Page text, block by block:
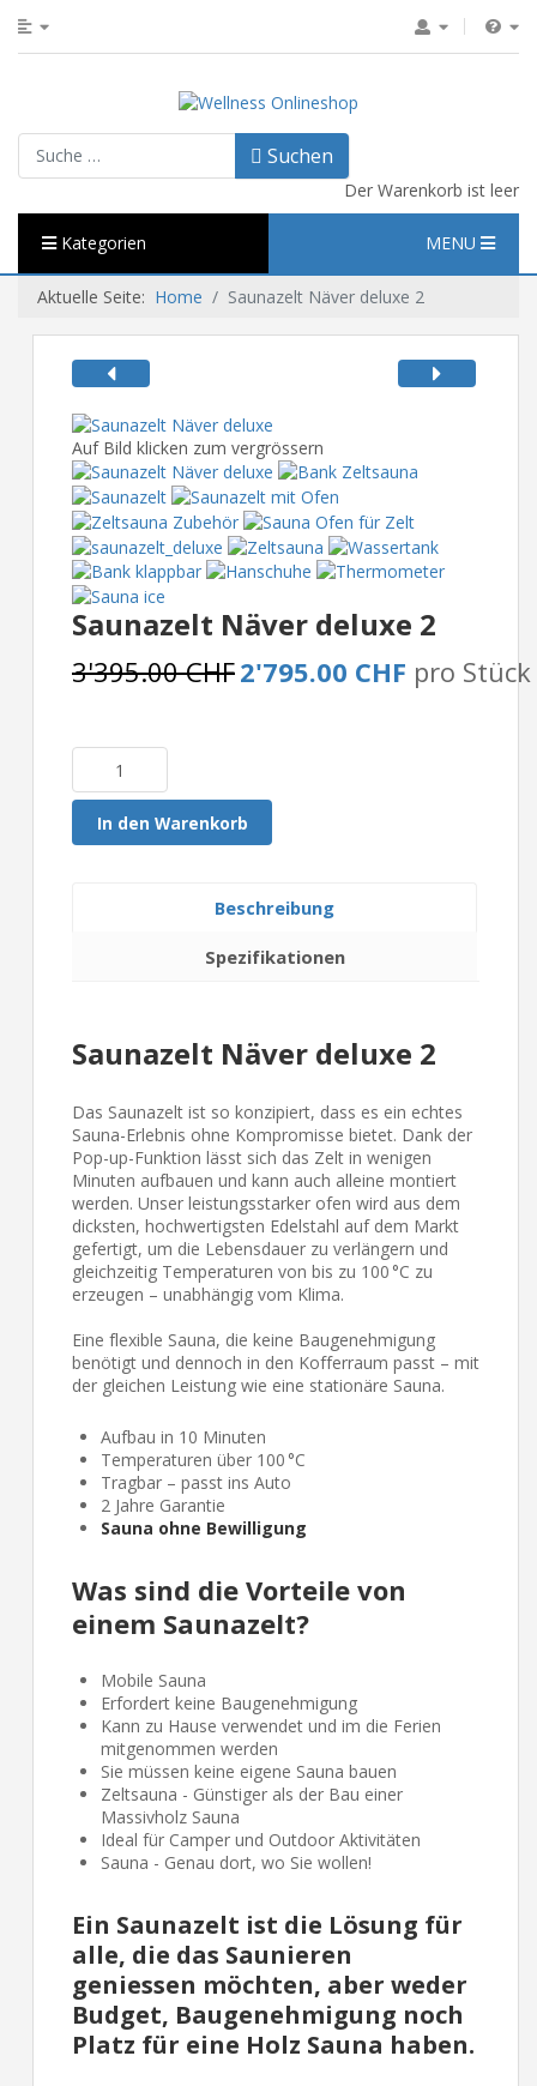
Suchen Suchen
Der Warenkorb ist leer
Kategorien MENU
Aktuelle Seite: Home Saunazelt Näver deluxe 2
Auf Bild klicken zum vergrössern
Saunazelt Näver deluxe 2
3'395.00 CHF2'795.00 CHF pro Stück
In den Warenkorb
Beschreibung
Spezifikationen
Saunazelt Näver deluxe 2
Das Saunazelt ist so konzipiert, dass es ein echtes
Sauna-Erlebnis ohne Kompromisse bietet. Dank der
Pop-up-Funktion lässt sich das Zelt in wenigen
Minuten aufbauen und kann auch alleine montiert
werden. Unser leistungsstarker ofen wird aus dem
dicksten, hochwertigsten Edelstahl auf dem Markt
gefertigt, um die Lebensdauer zu verlängern und
gleichzeitig Temperaturen von bis zu 100 °C zu
erzeugen – unabhängig vom Klima.
Eine flexible Sauna, die keine Baugenehmigung
benötigt und dennoch in den Kofferraum passt – mit
der gleichen Leistung wie eine stationäre Sauna.
Aufbau in 10 Minuten
Temperaturen über 100 °C
Tragbar – passt ins Auto
2 Jahre Garantie
Sauna ohne Bewilligung
Was sind die Vorteile von
einem Saunazelt?
Mobile Sauna
Erfordert keine Baugenehmigung
Kann zu Hause verwendet und im die Ferien
mitgenommen werden
Sie müssen keine eigene Sauna bauen
Zeltsauna - Günstiger als der Bau einer
Massivholz Sauna
Ideal für Camper und Outdoor Aktivitäten
Sauna - Genau dort, wo Sie wollen!
Ein Saunazelt ist die Lösung für
alle, die das Saunieren
geniessen möchten, aber weder
Budget, Baugenehmigung noch
Platz für eine Holz Sauna haben.